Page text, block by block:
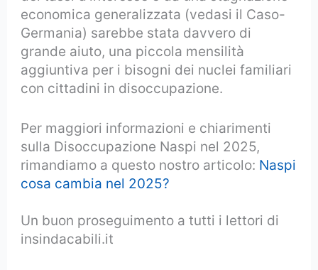
economica generalizzata (vedasi il Caso-
Germania) sarebbe stata davvero di
grande aiuto, una piccola mensilità
aggiuntiva per i bisogni dei nuclei familiari
con cittadini in disoccupazione.
Per maggiori informazioni e chiarimenti
sulla Disoccupazione Naspi nel 2025,
rimandiamo a questo nostro articolo: Naspi
cosa cambia nel 2025?
Un buon proseguimento a tutti i lettori di
insindacabili.it